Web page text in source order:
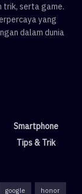
trik, serta game.
yang
dalam dunia
Smartphone
Tips & Trik
google honor